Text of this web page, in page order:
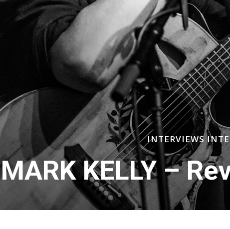
INTERVIEWS
MARK KELLY –